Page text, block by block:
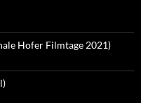
Hofer Filmtage 2021)